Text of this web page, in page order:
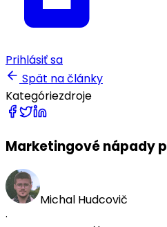
Prihlásiť sa
Spät na články
Kategóriezdroje
Marketingové nápady
Michal Hudcovič
·